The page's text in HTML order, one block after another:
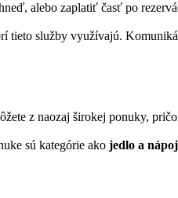
alebo zaplatiť časť po
tieto služby využívajú.
z naozaj širokej ponuky,
sú kategórie ako jedlo a